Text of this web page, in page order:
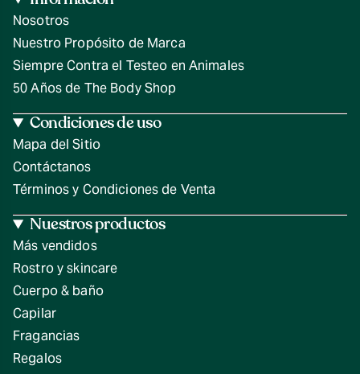
Nosotros
Nuestro Propósito de Marca
Siempre Contra el Testeo en Animales
50 Años de The Body Shop
Condiciones de uso
Mapa del Sitio
Contáctanos
Términos y Condiciones de Venta
Nuestros productos
Más vendidos
Rostro y skincare
Cuerpo & baño
Capilar
Fragancias
Regalos